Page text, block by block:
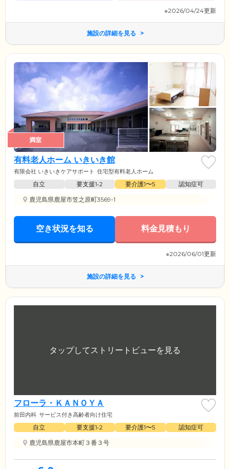
※2026/04/24更新
施設の詳細を見る
満室
有料老人ホーム いきいき館
有限会社 いきいきケアサポート 住宅型有料老人ホーム
自立 要支援1•2 要介護1〜5
認知症可
鹿児島県鹿屋市笠之原町3569-1
空き状況を知る 料金見積もり
※2026/06/01更新
施設の詳細を見る
フローラ・ＫＡＮＯＹＡ
前田内科 サービス付き高齢者向け住宅
自立 要支援1•2 要介護1〜5
認知症可
鹿児島県鹿屋市本町３番３号